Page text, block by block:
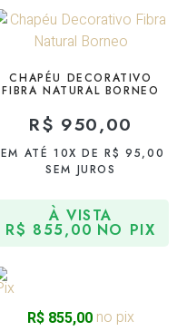
CHAPÉU DECORATIVO
FIBRA NATURAL BORNEO
R$ 950,00
EM ATÉ 10X DER$ 95,00
SEM JUROS
À VISTA
R$ 855,00 NO PIX
R$ 855,00 no pix